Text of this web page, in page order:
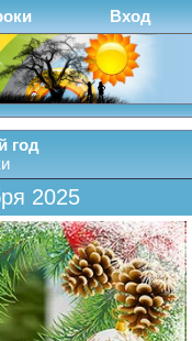
Вход
год
2025